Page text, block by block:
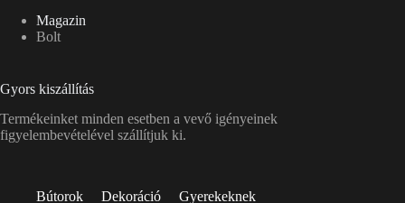
Magazin
Bolt
Gyors kiszállítás
Termékeinket minden esetben a vevő igényeinek
figyelembevételével szállítjuk ki.
Bútorok Dekoráció Gyerekeknek